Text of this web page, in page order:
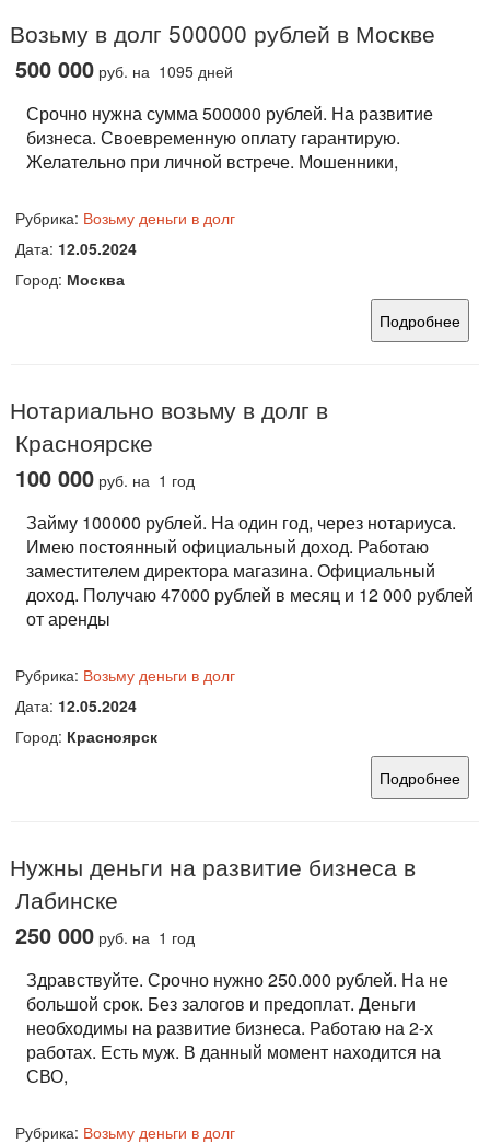
Возьму в долг 500000 рублей в Москве
500 000 руб. на 1095 дней
Срочно нужна сумма 500000 рублей. На развитие
бизнеса. Своевременную оплату гарантирую.
Желательно при личной встрече. Мошенники,
Рубрика: Возьму деньги в долг
Дата: 12.05.2024
Город: Москва
Подробнее
Нотариально возьму в долг в
Красноярске
100 000 руб. на 1 год
Займу 100000 рублей. На один год, через нотариуса.
Имею постоянный официальный доход. Работаю
заместителем директора магазина. Официальный
доход. Получаю 47000 рублей в месяц и 12 000 рублей
от аренды
Рубрика: Возьму деньги в долг
Дата: 12.05.2024
Город: Красноярск
Подробнее
Нужны деньги на развитие бизнеса в
Лабинске
250 000 руб. на 1 год
Здравствуйте. Срочно нужно 250.000 рублей. На не
большой срок. Без залогов и предоплат. Деньги
необходимы на развитие бизнеса. Работаю на 2-х
работах. Есть муж. В данный момент находится на
СВО,
Рубрика: Возьму деньги в долг